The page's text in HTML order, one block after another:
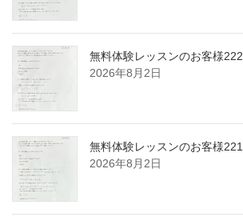
無料体験レッスンのお客様222
2026年8月2日
無料体験レッスンのお客様221
2026年8月2日